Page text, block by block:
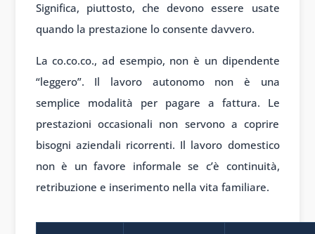
Significa, piuttosto, che devono essere usate
quando la prestazione lo consente davvero.
La co.co.co., ad esempio, non è un dipendente
“leggero”. Il lavoro autonomo non è una
semplice modalità per pagare a fattura. Le
prestazioni occasionali non servono a coprire
bisogni aziendali ricorrenti. Il lavoro domestico
non è un favore informale se c’è continuità,
retribuzione e inserimento nella vita familiare.